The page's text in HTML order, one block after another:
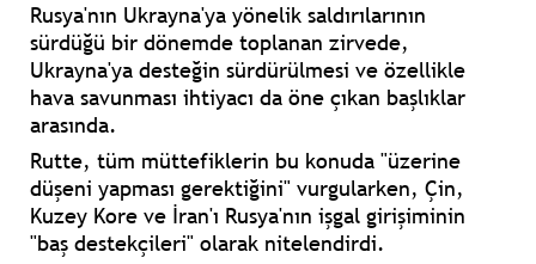
Rusya'nın Ukrayna'ya yönelik saldırılarının
sürdüğü bir dönemde toplanan zirvede,
Ukrayna'ya desteğin sürdürülmesi ve özellikle
hava savunması ihtiyacı da öne çıkan başlıklar
arasında.
Rutte, tüm müttefiklerin bu konuda "üzerine
düşeni yapması gerektiğini" vurgularken, Çin,
Kuzey Kore ve İran'ı Rusya'nın işgal girişiminin
"baş destekçileri" olarak nitelendirdi.